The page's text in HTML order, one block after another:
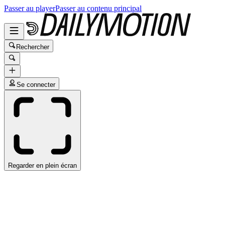
Passer au playerPasser au contenu principal
Rechercher
Se connecter
Regarder en plein écran